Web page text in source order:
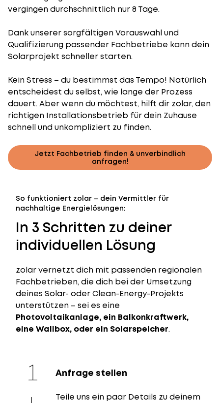
vergingen durchschnittlich nur 8 Tage.
Dank unserer sorgfältigen Vorauswahl und
Qualifizierung passender Fachbetriebe kann dein
Solarprojekt schneller starten.
Kein Stress – du bestimmst das Tempo! Natürlich
entscheidest du selbst, wie lange der Prozess
dauert. Aber wenn du möchtest, hilft dir zolar, den
richtigen Installationsbetrieb für dein Zuhause
schnell und unkompliziert zu finden.
Jetzt Fachbetrieb finden & unverbindlich
anfragen!
So funktioniert zolar – dein Vermittler für
nachhaltige Energielösungen:
In 3 Schritten zu deiner
individuellen Lösung
zolar vernetzt dich mit passenden regionalen
Fachbetrieben, die dich bei der Umsetzung
deines Solar- oder Clean-Energy-Projekts
unterstützen – sei es eine
Photovoltaikanlage, ein Balkonkraftwerk,
eine Wallbox, oder ein Solarspeicher.
Anfrage stellen
Teile uns ein paar Details zu deinem